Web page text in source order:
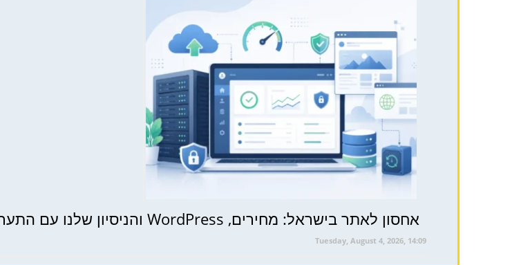
אחסון לאתר בישראל: מחירים, WordPress והניסיון שלנו עם התעריף ‘עסקים 4G’
Tuesday, August 4, 2026, 14:09